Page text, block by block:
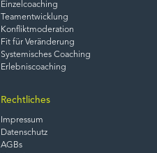
Einzelcoaching
Teamentwicklung
Konfliktmoderation
Fit für Veränderung
Systemisches Coaching
Erlebniscoaching
Rechtliches
Impressum
Datenschutz
AGBs